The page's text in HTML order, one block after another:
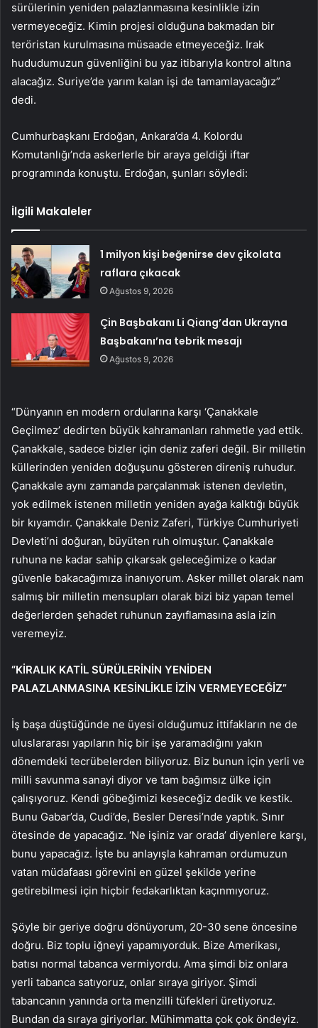
sürülerinin yeniden palazlanmasına kesinlikle izin
vermeyeceğiz. Kimin projesi olduğuna bakmadan bir
teröristan kurulmasına müsaade etmeyeceğiz. Irak
hududumuzun güvenliğini bu yaz itibarıyla kontrol altına
alacağız. Suriye’de yarım kalan işi de tamamlayacağız”
dedi.
Cumhurbaşkanı Erdoğan, Ankara’da 4. Kolordu
Komutanlığı’nda askerlerle bir araya geldiği iftar
programında konuştu. Erdoğan, şunları söyledi:
İlgili Makaleler
1 milyon kişi beğenirse dev çikolata
raflara çıkacak
Ağustos 9, 2026
Çin Başbakanı Li Qiang’dan Ukrayna
Başbakanı’na tebrik mesajı
Ağustos 9, 2026
“Dünyanın en modern ordularına karşı ‘Çanakkale
Geçilmez’ dedirten büyük kahramanları rahmetle yad ettik.
Çanakkale, sadece bizler için deniz zaferi değil. Bir milletin
küllerinden yeniden doğuşunu gösteren direniş ruhudur.
Çanakkale aynı zamanda parçalanmak istenen devletin,
yok edilmek istenen milletin yeniden ayağa kalktığı büyük
bir kıyamdır. Çanakkale Deniz Zaferi, Türkiye Cumhuriyeti
Devleti’ni doğuran, büyüten ruh olmuştur. Çanakkale
ruhuna ne kadar sahip çıkarsak geleceğimize o kadar
güvenle bakacağımıza inanıyorum. Asker millet olarak nam
salmış bir milletin mensupları olarak bizi biz yapan temel
değerlerden şehadet ruhunun zayıflamasına asla izin
veremeyiz.
“KİRALIK KATİL SÜRÜLERİNİN YENİDEN
PALAZLANMASINA KESİNLİKLE İZİN VERMEYECEĞİZ”
İş başa düştüğünde ne üyesi olduğumuz ittifakların ne de
uluslararası yapıların hiç bir işe yaramadığını yakın
dönemdeki tecrübelerden biliyoruz. Biz bunun için yerli ve
milli savunma sanayi diyor ve tam bağımsız ülke için
çalışıyoruz. Kendi göbeğimizi keseceğiz dedik ve kestik.
Bunu Gabar’da, Cudi’de, Besler Deresi’nde yaptık. Sınır
ötesinde de yapacağız. ‘Ne işiniz var orada’ diyenlere karşı,
bunu yapacağız. İşte bu anlayışla kahraman ordumuzun
vatan müdafaası görevini en güzel şekilde yerine
getirebilmesi için hiçbir fedakarlıktan kaçınmıyoruz.
Şöyle bir geriye doğru dönüyorum, 20-30 sene öncesine
doğru. Biz toplu iğneyi yapamıyorduk. Bize Amerikası,
batısı normal tabanca vermiyordu. Ama şimdi biz onlara
yerli tabanca satıyoruz, onlar sıraya giriyor. Şimdi
tabancanın yanında orta menzilli tüfekleri üretiyoruz.
Bundan da sıraya giriyorlar. Mühimmatta çok çok öndeyiz.